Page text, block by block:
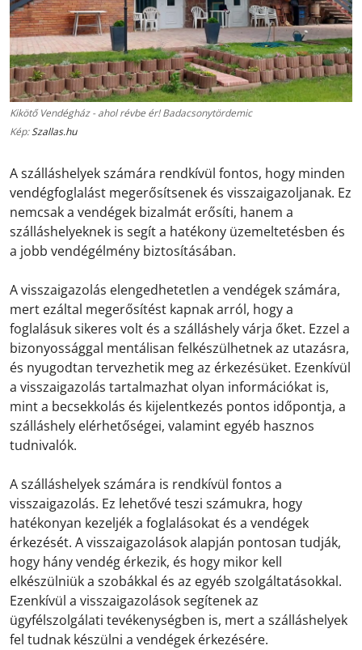
Kikötő Vendégház - ahol révbe ér! Badacsonytördemic
Kép:Szallas.hu
A szálláshelyek számára rendkívül fontos, hogy minden
vendégfoglalást megerősítsenek és visszaigazoljanak. Ez
nemcsak a vendégek bizalmát erősíti, hanem a
szálláshelyeknek is segít a hatékony üzemeltetésben és
a jobb vendégélmény biztosításában.
A visszaigazolás elengedhetetlen a vendégek számára,
mert ezáltal megerősítést kapnak arról, hogy a
foglalásuk sikeres volt és a szálláshely várja őket. Ezzel a
bizonyossággal mentálisan felkészülhetnek az utazásra,
és nyugodtan tervezhetik meg az érkezésüket. Ezenkívül
a visszaigazolás tartalmazhat olyan információkat is,
mint a becsekkolás és kijelentkezés pontos időpontja, a
szálláshely elérhetőségei, valamint egyéb hasznos
tudnivalók.
A szálláshelyek számára is rendkívül fontos a
visszaigazolás. Ez lehetővé teszi számukra, hogy
hatékonyan kezeljék a foglalásokat és a vendégek
érkezését. A visszaigazolások alapján pontosan tudják,
hogy hány vendég érkezik, és hogy mikor kell
elkészülniük a szobákkal és az egyéb szolgáltatásokkal.
Ezenkívül a visszaigazolások segítenek az
ügyfélszolgálati tevékenységben is, mert a szálláshelyek
fel tudnak készülni a vendégek érkezésére.